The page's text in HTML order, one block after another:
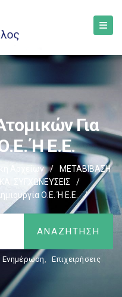
Για
Ή Ε.Ε.
Αρχείων /
ΜΕΤΑΒΙΒΑΣΗ
ΣΥΓΧΩΝΕΥΣΕΙΣ
/
Ο.Ε. Ή Ε.Ε.
/
Ενημέρωση, Επιχειρήσεις